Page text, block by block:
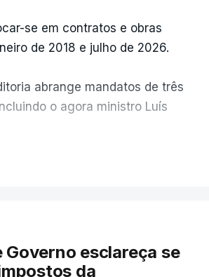
se em contratos e obras
de 2018 e julho de 2026.
abrange mandatos de três
o agora ministro Luís
para a conclusão desta
Judiciária.
Governo esclareça se
da